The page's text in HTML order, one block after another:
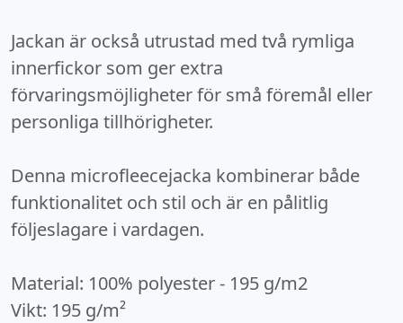
Jackan är också utrustad med två rymliga
innerfickor som ger extra
förvaringsmöjligheter för små föremål eller
personliga tillhörigheter.
Denna microfleecejacka kombinerar både
funktionalitet och stil och är en pålitlig
följeslagare i vardagen.
Material: 100% polyester - 195 g/m2
Vikt: 195 g/m²